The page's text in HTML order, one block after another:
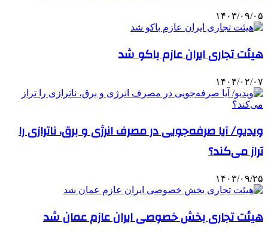
۱۴۰۳/۰۹/۰۵
هیئت تجاری ایران عازم باکو شد
۱۴۰۴/۰۲/۰۷
ویدیو/ آیا صرفه‌جویی در مصرف انرژی و برق، ناترازی را
تراز می‌کند؟
۱۴۰۳/۰۹/۲۵
هیئت تجاری بخش خصوصی ایران عازم عمان شد